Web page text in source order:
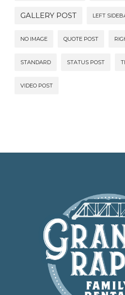
GALLERY POST LEFT
NO IMAGE QUOTE POST
STANDARD STATUS POST
VIDEO POST